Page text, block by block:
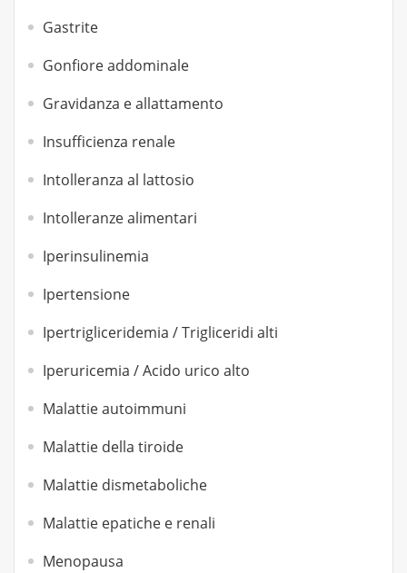
Gastrite
Gonfiore addominale
Gravidanza e allattamento
Insufficienza renale
Intolleranza al lattosio
Intolleranze alimentari
Iperinsulinemia
Ipertensione
Ipertrigliceridemia / Trigliceridi alti
Iperuricemia / Acido urico alto
Malattie autoimmuni
Malattie della tiroide
Malattie dismetaboliche
Malattie epatiche e renali
Menopausa